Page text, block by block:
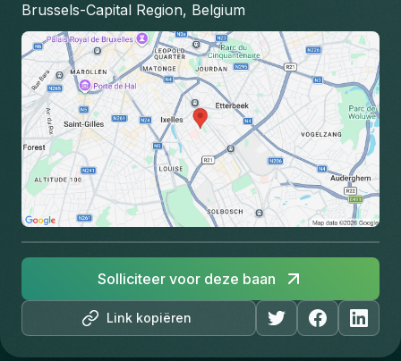
Brussels-Capital Region, Belgium
Link kopiëren
Solliciteer voor deze baan